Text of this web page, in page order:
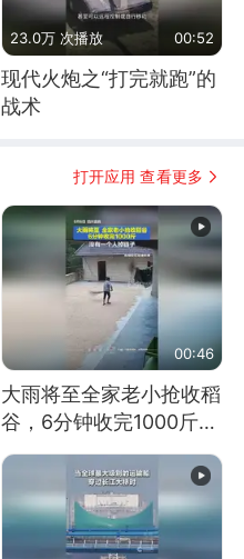
23.0万 次播放 00:52
现代火炮之“打完就跑”的
战术
打开应用 查看更多
00:46
大雨将至全家老小抢收稻
谷，6分钟收完1000斤，
没有一个人掉链子